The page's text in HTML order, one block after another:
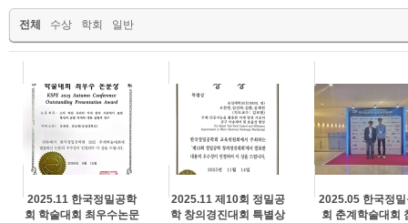
전체 수상 학회 일반
2025.11 한국정밀공학
회 학술대회 최우수논문
2025.11 제10회 정밀공
학 창의경진대회 특별상
2025.05 한국정
회 춘계학술대회